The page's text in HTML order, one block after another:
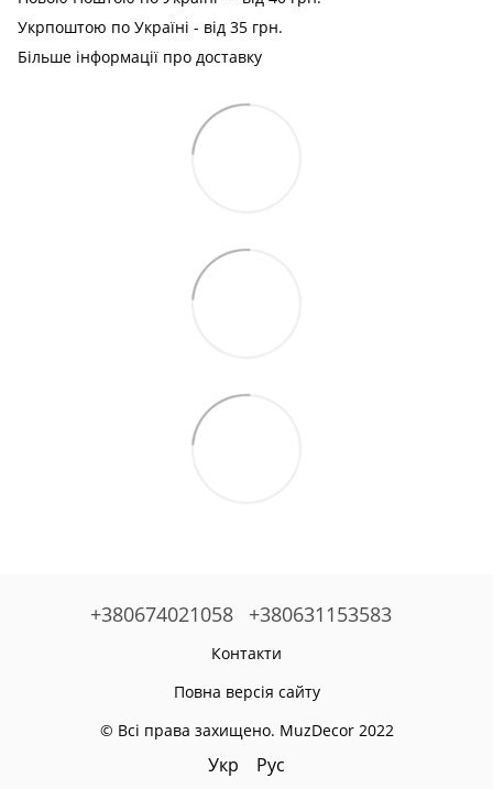
Укрпоштою по Україні - від 35 грн.
Більше інформації про доставку
+380674021058 +380631153583
Контакти
Повна версія сайту
© Всі права захищено. MuzDecor 2022
Укр Рус